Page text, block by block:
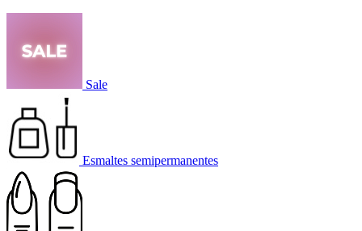
Sale
Esmaltes semipermanentes